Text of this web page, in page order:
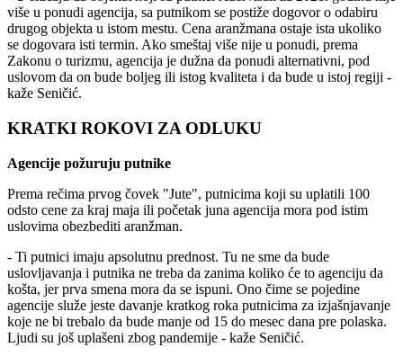
više u ponudi agencija, sa putnikom se postiže dogovor o odabiru
drugog objekta u istom mestu. Cena aranžmana ostaje ista ukoliko
se dogovara isti termin. Ako smeštaj više nije u ponudi, prema
Zakonu o turizmu, agencija je dužna da ponudi alternativni, pod
uslovom da on bude boljeg ili istog kvaliteta i da bude u istoj regiji -
kaže Seničić.
KRATKI ROKOVI ZA ODLUKU
Agencije požuruju putnike
Prema rečima prvog čovek "Jute", putnicima koji su uplatili 100
odsto cene za kraj maja ili početak juna agencija mora pod istim
uslovima obezbediti aranžman.
- Ti putnici imaju apsolutnu prednost. Tu ne sme da bude
uslovljavanja i putnika ne treba da zanima koliko će to agenciju da
košta, jer prva smena mora da se ispuni. Ono čime se pojedine
agencije služe jeste davanje kratkog roka putnicima za izjašnjavanje
koje ne bi trebalo da bude manje od 15 do mesec dana pre polaska.
Ljudi su još uplašeni zbog pandemije - kaže Seničić.